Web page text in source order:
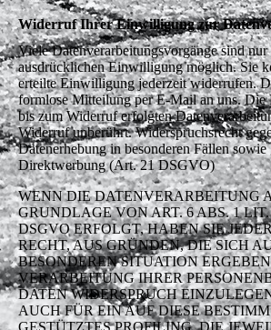
Widerruf Ihrer Einwilligung zur
Viele Datenverarbeitungsvorgänge sind
ausdrücklichen Einwilligung möglich. Sie
erteilte Einwilligung jederzeit widerrufen.
formlose Mitteilung per E-Mail an uns. Die
bis zum Widerruf erfolgten
Widerruf unberührt. Widerspruchsrecht
Datenerhebung in besonderen Fällen sowie
Direktwerbung (Art. 21 DSGVO)
WENN DIE DATENVERARBEITUNG
GRUNDLAGE VON ART. 6 ABS. 1
DSGVO ERFOLGT, HABEN SIE
RECHT, AUS GRÜNDEN, DIE SICH
BESONDEREN SITUATION
VERARBEITUNG IHRER
DATEN WIDERSPRUCH
AUCH FÜR EIN AUF DIESE